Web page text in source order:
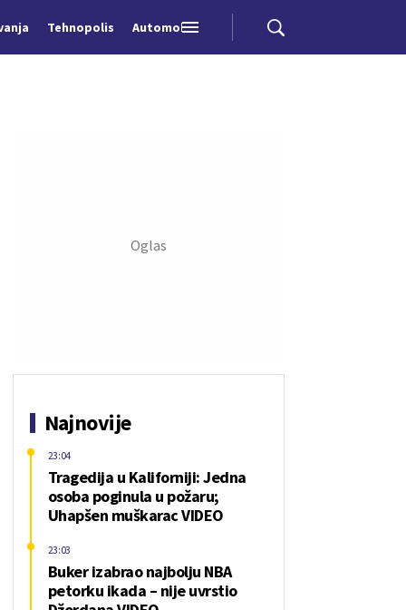
Tehnopolis Automobili
Najnovije
Tragedija u Kaliforniji: Jedna
osoba poginula u požaru;
Uhapšen muškarac VIDEO
23:04
Buker izabrao najbolju NBA
petorku ikada – nije uvrstio
23:03